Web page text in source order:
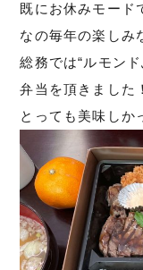
既にお休みモード
なの毎年の楽しみ
総務では“ルモン
弁当を頂きました！
とっても美味しか